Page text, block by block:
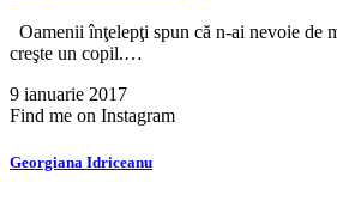
Oamenii înţelepţi spun că n-ai nevoie de
creşte un copil.…
9 ianuarie 2017
Find me on Instagram
Georgiana Idriceanu